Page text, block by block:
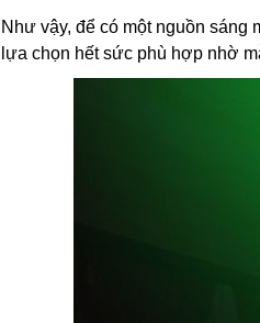
Như vậy, để có một nguồn sáng
lựa chọn hết sức phù hợp nhờ